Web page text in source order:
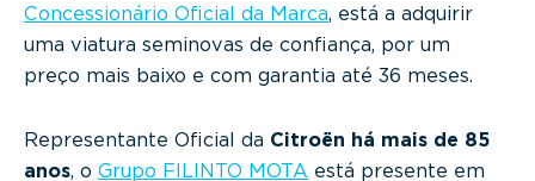
Concessionário Oficial da Marca, está a adquirir
uma viatura seminovas de confiança, por um
preço mais baixo e com garantia até 36 meses.
Representante Oficial da Citroën há mais de 85
anos, o Grupo FILINTO MOTA está presente em